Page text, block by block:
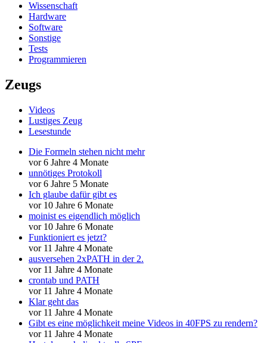
Wissenschaft
Hardware
Software
Sonstige
Tests
Programmieren
Zeugs
Videos
Lustiges Zeug
Lesestunde
Die Formeln stehen nicht mehr
vor 6 Jahre 4 Monate
unnötiges Protokoll
vor 6 Jahre 5 Monate
Ich glaube dafür gibt es
vor 10 Jahre 6 Monate
moinist es eigendlich möglich
vor 10 Jahre 6 Monate
Funktioniert es jetzt?
vor 11 Jahre 4 Monate
ausversehen 2xPATH in der 2.
vor 11 Jahre 4 Monate
crontab und PATH
vor 11 Jahre 4 Monate
Klar geht das
vor 11 Jahre 4 Monate
Gibt es eine möglichkeit meine Videos in 40FPS zu rendern?
vor 11 Jahre 4 Monate